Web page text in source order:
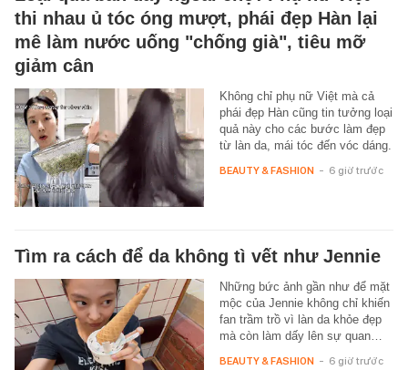
thi nhau ủ tóc óng mượt, phái đẹp Hàn lại
mê làm nước uống "chống già", tiêu mỡ
giảm cân
Không chỉ phụ nữ Việt mà cả
phái đẹp Hàn cũng tin tưởng loại
quả này cho các bước làm đẹp
từ làn da, mái tóc đến vóc dáng.
BEAUTY & FASHION - 6 giờ trước
Tìm ra cách để da không tì vết như Jennie
Những bức ảnh gần như để mặt
mộc của Jennie không chỉ khiến
fan trầm trồ vì làn da khỏe đẹp
mà còn làm dấy lên sự quan…
BEAUTY & FASHION - 6 giờ trước